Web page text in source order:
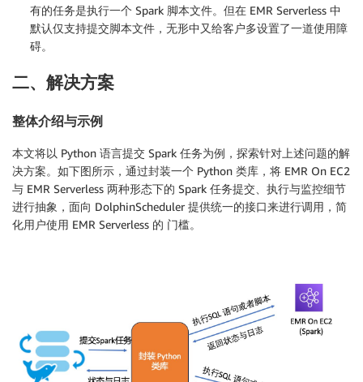
有的任务是执行一个 Spark 脚本文件。但在 EMR Serverless 中
默认仅支持提交脚本文件，无形中又给客户多设置了一道使用障
碍。
二、解决方案
整体介绍与示例
本文将以 Python 语言提交 Spark 任务为例，探索针对上述问题的解
决方案。如下图所示，通过封装一个 Python 类库，将 EMR On EC2
与 EMR Serverless 两种形态下的 Spark 任务提交、执行与监控细节
进行抽象，面向 DolphinScheduler 提供统一的接口来进行调用，简
化用户使用 EMR Serverless 的 门槛。